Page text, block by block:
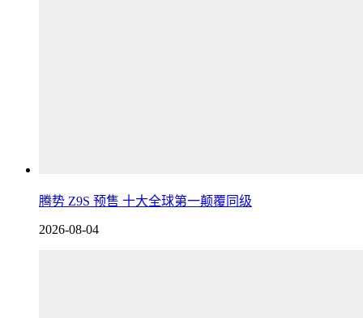
腾势 Z9S 预售 十大全球第一颠覆同级
2026-08-04